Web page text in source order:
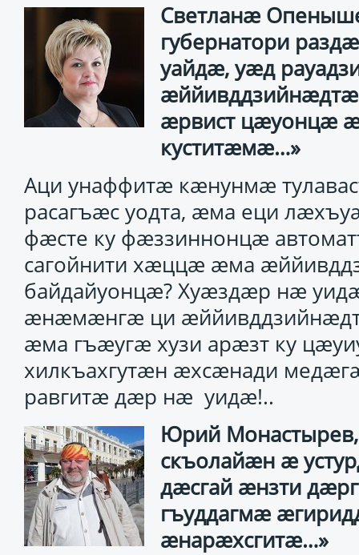
Светланӕ
губернатори
уайдӕ, уӕд
ӕрвист цӕуонцӕ
куститӕмӕ…»
Аци унаффитӕ кӕнунмӕ
расагъӕс уодта, ӕма еци
фӕсте ку фӕззиннонцӕ
сагойнити хӕццӕ ӕма
байдайуонцӕ? Хуӕздӕр нӕ
ӕнӕмӕнгӕ ци
ӕма гъӕугӕ хузи арӕзт ку
хилкъахгутӕн ӕхсӕнади
равгитӕ дӕр нӕ уидӕ!..
Юрий
скъолайӕн ӕ
дӕсгай ӕнзти
гъуддагмӕ
ӕнарӕхсгитӕ…»